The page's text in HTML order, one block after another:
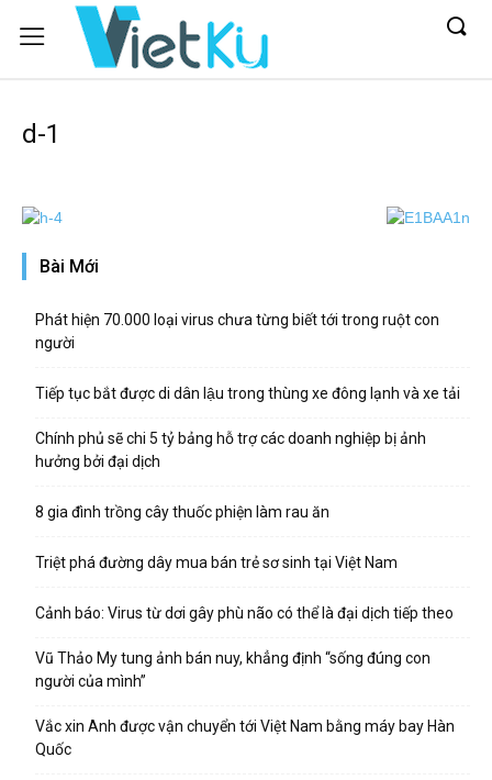
d-1
Bài Mới
Phát hiện 70.000 loại virus chưa từng biết tới trong ruột con
người
Tiếp tục bắt được di dân lậu trong thùng xe đông lạnh và xe tải
Chính phủ sẽ chi 5 tỷ bảng hỗ trợ các doanh nghiệp bị ảnh
hưởng bởi đại dịch
8 gia đình trồng cây thuốc phiện làm rau ăn
Triệt phá đường dây mua bán trẻ sơ sinh tại Việt Nam
Cảnh báo: Virus từ dơi gây phù não có thể là đại dịch tiếp theo
Vũ Thảo My tung ảnh bán nuy, khẳng định “sống đúng con
người của mình”
Vắc xin Anh được vận chuyển tới Việt Nam bằng máy bay Hàn
Quốc